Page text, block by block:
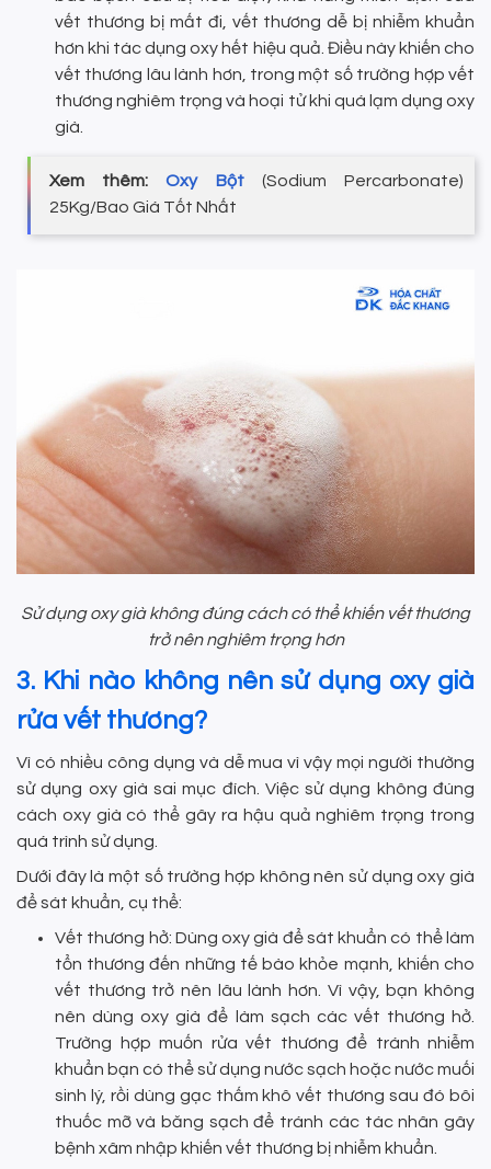
vết thương bị mất đi, vết thương dễ bị nhiễm khuẩn
hơn khi tác dụng oxy hết hiệu quả. Điều này khiến cho
vết thương lâu lành hơn, trong một số trường hợp vết
thương nghiêm trọng và hoại tử khi quá lạm dụng oxy
già.
Xem thêm: Oxy Bột(Sodium Percarbonate)
25Kg/Bao Giá Tốt Nhất
Sử dụng oxy già không đúng cách có thể khiến vết thương
trở nên nghiêm trọng hơn
3. Khi nào không nên sử dụng oxy già
rửa vết thương?
Vì có nhiều công dụng và dễ mua vì vậy mọi người thường
sử dụng oxy già sai mục đích. Việc sử dụng không đúng
cách oxy già có thể gây ra hậu quả nghiêm trọng trong
quá trình sử dụng.
Dưới đây là một số trường hợp không nên sử dụng oxy già
để sát khuẩn, cụ thể:
Vết thương hở: Dùng oxy già để sát khuẩn có thể làm
tổn thương đến những tế bào khỏe mạnh, khiến cho
vết thương trở nên lâu lành hơn. Vì vậy, bạn không
nên dùng oxy già để làm sạch các vết thương hở.
Trường hợp muốn rửa vết thương để tránh nhiễm
khuẩn bạn có thể sử dụng nước sạch hoặc nước muối
sinh lý, rồi dùng gạc thấm khô vết thương sau đó bôi
thuốc mỡ và băng sạch để tránh các tác nhân gây
bệnh xâm nhập khiến vết thương bị nhiễm khuẩn.